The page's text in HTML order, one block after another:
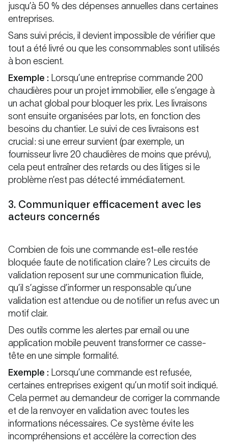
jusqu’à 50 % des dépenses annuelles dans certaines
entreprises.
Sans suivi précis, il devient impossible de vérifier que
tout a été livré ou que les consommables sont utilisés
à bon escient.
Exemple : Lorsqu’une entreprise commande 200
chaudières pour un projet immobilier, elle s’engage à
un achat global pour bloquer les prix. Les livraisons
sont ensuite organisées par lots, en fonction des
besoins du chantier. Le suivi de ces livraisons est
crucial : si une erreur survient (par exemple, un
fournisseur livre 20 chaudières de moins que prévu),
cela peut entraîner des retards ou des litiges si le
problème n’est pas détecté immédiatement.
3. Communiquer efficacement avec les
acteurs concernés
Combien de fois une commande est-elle restée
bloquée faute de notification claire ? Les circuits de
validation reposent sur une communication fluide,
qu’il s’agisse d’informer un responsable qu’une
validation est attendue ou de notifier un refus avec un
motif clair.
Des outils comme les alertes par email ou une
application mobile peuvent transformer ce casse-
tête en une simple formalité.
Exemple : Lorsqu’une commande est refusée,
certaines entreprises exigent qu’un motif soit indiqué.
Cela permet au demandeur de corriger la commande
et de la renvoyer en validation avec toutes les
informations nécessaires. Ce système évite les
incompréhensions et accélère la correction des